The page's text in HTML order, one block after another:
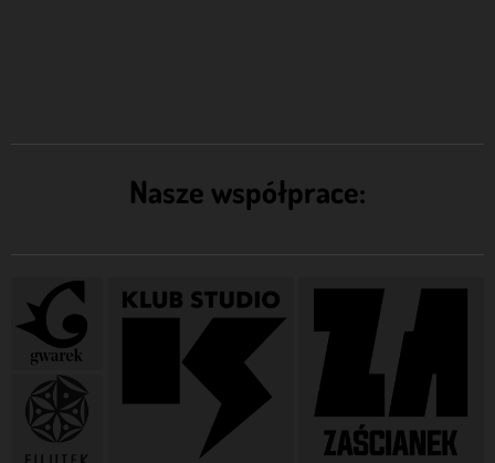
Nasze współprace: